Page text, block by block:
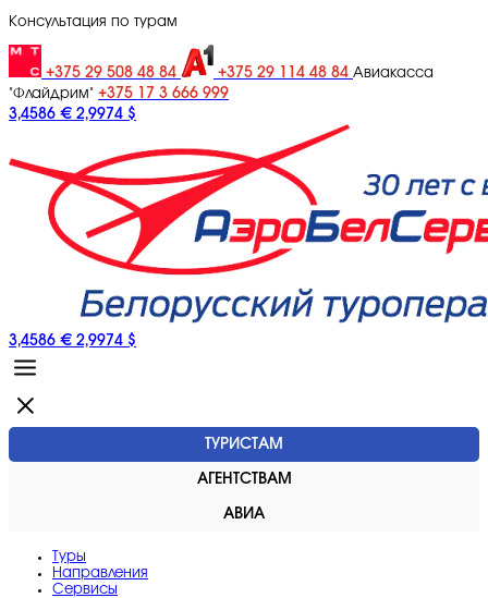
Консультация по турам
+375 29 508 48 84 +375 29 114 48 84 Авиакасса
"Флайдрим" +375 17 3 666 999
3,4586 € 2,9974 $
3,4586 € 2,9974 $
ТУРИСТАМ
АГЕНТСТВАМ
АВИА
Туры
Направления
Сервисы